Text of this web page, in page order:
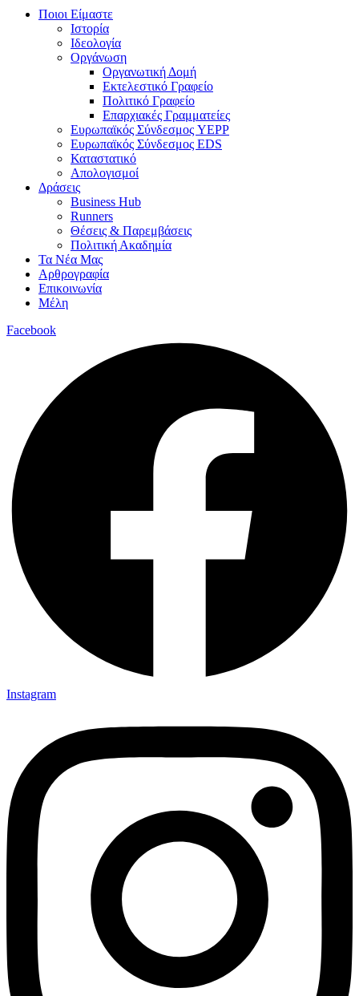
Ποιοι Είμαστε
Ιστορία
Ιδεολογία
Οργάνωση
Οργανωτική Δομή
Εκτελεστικό Γραφείο
Πολιτικό Γραφείο
Επαρχιακές Γραμματείες
Ευρωπαϊκός Σύνδεσμος YEPP
Ευρωπαϊκός Σύνδεσμος EDS
Καταστατικό
Απολογισμοί
Δράσεις
Business Hub
Runners
Θέσεις & Παρεμβάσεις
Πολιτική Ακαδημία
Τα Νέα Μας
Αρθρογραφία
Επικοινωνία
Μέλη
Facebook
Instagram